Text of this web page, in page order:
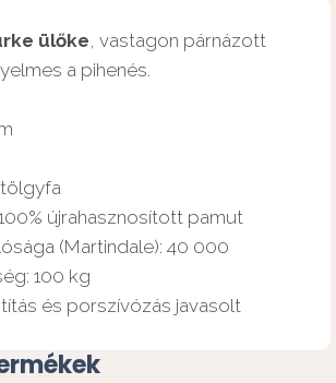
ülőke, vastagon párnázott
a pihenés.
újrahasznosított pamut
(Martindale): 40 000
100 kg
és porszívózás javasolt